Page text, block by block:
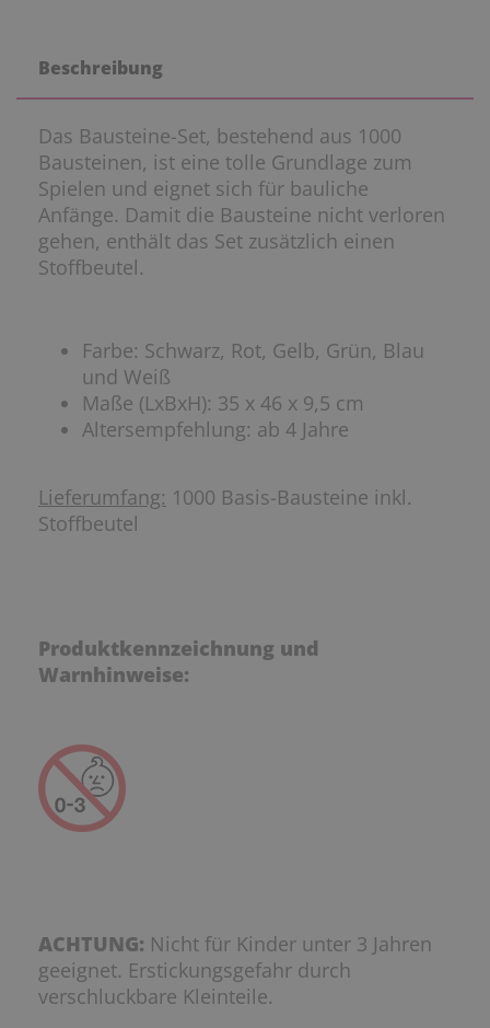
Beschreibung
Das Bausteine-Set, bestehend aus 1000
Bausteinen, ist eine tolle Grundlage zum
Spielen und eignet sich für bauliche
Anfänge. Damit die Bausteine nicht verloren
gehen, enthält das Set zusätzlich einen
Stoffbeutel.
Farbe: Schwarz, Rot, Gelb, Grün, Blau
und Weiß
Maße (LxBxH): 35 x 46 x 9,5 cm
Altersempfehlung: ab 4 Jahre
Lieferumfang: 1000 Basis-Bausteine inkl.
Stoffbeutel
Produktkennzeichnung und
Warnhinweise:
ACHTUNG: Nicht für Kinder unter 3 Jahren
geeignet. Erstickungsgefahr durch
verschluckbare Kleinteile.